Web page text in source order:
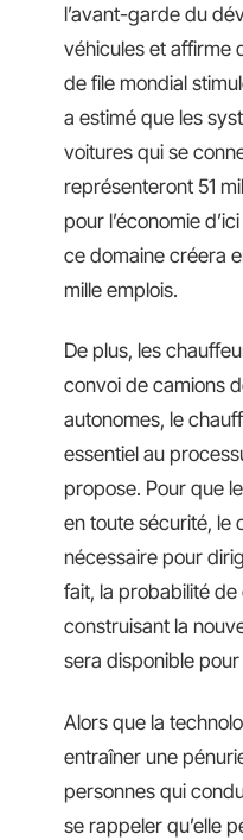
l’avant-garde du
véhicules et affirme
de file mondial
a estimé que les
voitures qui se
représenteront 51
pour l’économie
ce domaine créera
mille emplois.
De plus, les
convoi de camions
autonomes, le
essentiel au
propose. Pour que
en toute sécurité, le
nécessaire pour
fait, la probabilité
construisant la
sera disponible
Alors que la
entraîner une
personnes qui
se rappeler qu’elle